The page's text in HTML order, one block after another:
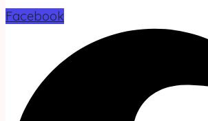
Facebook